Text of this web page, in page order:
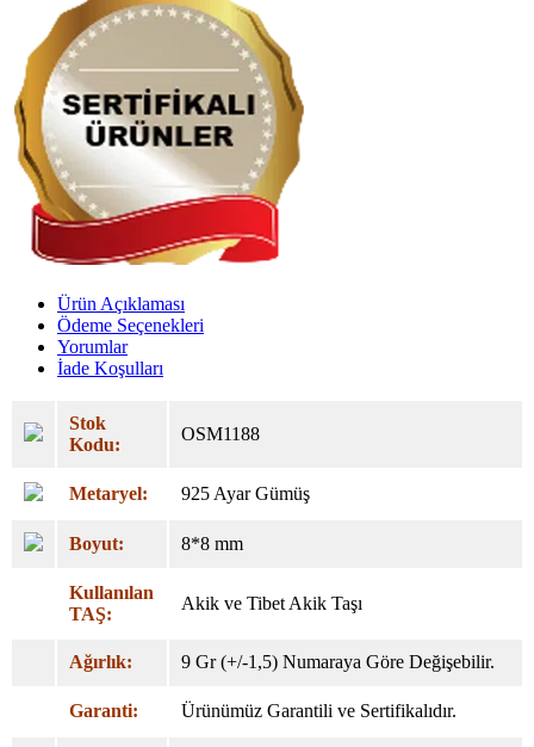
Ürün Açıklaması
Ödeme Seçenekleri
Yorumlar
İade Koşulları
Stok
Kodu:
OSM1188
Metaryel: 925 Ayar Gümüş
Boyut: 8*8 mm
Kullanılan
TAŞ:
Akik ve Tibet Akik Taşı
Ağırlık: 9 Gr (+/-1,5) Numaraya Göre Değişebilir.
Garanti: Ürünümüz Garantili ve Sertifikalıdır.